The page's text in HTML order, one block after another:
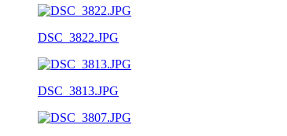
DSC_3822.JPG
DSC_3813.JPG